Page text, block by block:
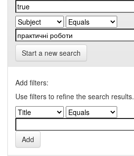
Start a new search
Add filters:
Use filters to refine the search results.